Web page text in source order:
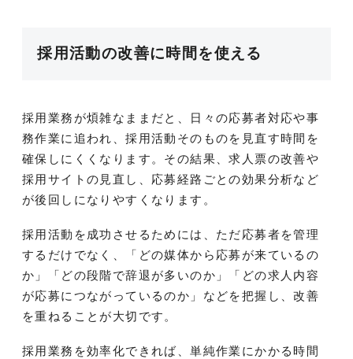
採用活動の改善に時間を使える
採用業務が煩雑なままだと、日々の応募者対応や事
務作業に追われ、採用活動そのものを見直す時間を
確保しにくくなります。その結果、求人票の改善や
採用サイトの見直し、応募経路ごとの効果分析など
が後回しになりやすくなります。
採用活動を成功させるためには、ただ応募者を管理
するだけでなく、「どの媒体から応募が来ているの
か」「どの段階で辞退が多いのか」「どの求人内容
が応募につながっているのか」などを把握し、改善
を重ねることが大切です。
採用業務を効率化できれば、単純作業にかかる時間